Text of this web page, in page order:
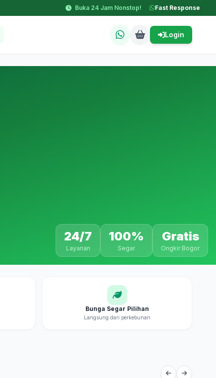
Buka 24 Jam Nonstop! Fast Response
Login
24/7
Layanan
100%
Segar
Gratis
Ongkir Bogor
Bunga Segar Pilihan
Langsung dari perkebunan